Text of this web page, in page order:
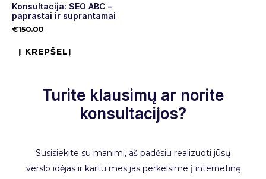
Konsultacija: SEO ABC –
paprastai ir suprantamai
€150.00
Į KREPŠELĮ
Turite klausimų ar norite
konsultacijos?
Susisiekite su manimi, aš padėsiu realizuoti jūsų
verslo idėjas ir kartu mes jas perkelsime į internetinę